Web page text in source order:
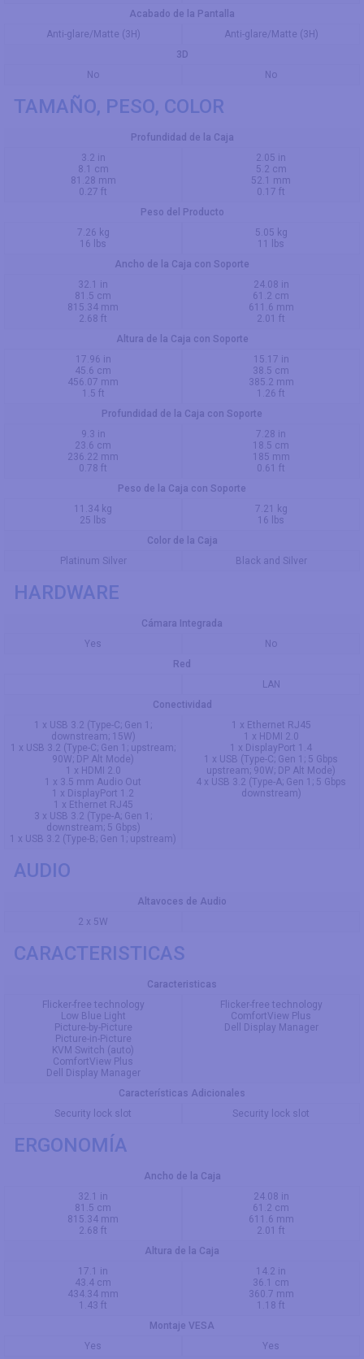
Acabado de la Pantalla
Anti-glare/Matte (3H)
Anti-glare/Matte (3H)
3D
No
No
TAMAÑO, PESO, COLOR
Profundidad de la Caja
3.2 in
8.1 cm
81.28 mm
0.27 ft
2.05 in
5.2 cm
52.1 mm
0.17 ft
Peso del Producto
7.26 kg
16 lbs
5.05 kg
11 lbs
Ancho de la Caja con Soporte
32.1 in
81.5 cm
815.34 mm
2.68 ft
24.08 in
61.2 cm
611.6 mm
2.01 ft
Altura de la Caja con Soporte
17.96 in
45.6 cm
456.07 mm
1.5 ft
15.17 in
38.5 cm
385.2 mm
1.26 ft
Profundidad de la Caja con Soporte
9.3 in
23.6 cm
236.22 mm
0.78 ft
7.28 in
18.5 cm
185 mm
0.61 ft
Peso de la Caja con Soporte
11.34 kg
25 lbs
7.21 kg
16 lbs
Color de la Caja
Platinum Silver
Black and Silver
HARDWARE
Cámara Integrada
Yes
No
Red
LAN
Conectividad
1 x USB 3.2 (Type-C; Gen 1;
downstream; 15W)
1 x USB 3.2 (Type-C; Gen 1; upstream;
90W; DP Alt Mode)
1 x HDMI 2.0
1 x 3.5 mm Audio Out
1 x DisplayPort 1.2
1 x Ethernet RJ45
3 x USB 3.2 (Type-A; Gen 1;
downstream; 5 Gbps)
1 x USB 3.2 (Type-B; Gen 1; upstream)
1 x Ethernet RJ45
1 x HDMI 2.0
1 x DisplayPort 1.4
1 x USB (Type-C; Gen 1; 5 Gbps
upstream; 90W; DP Alt Mode)
4 x USB 3.2 (Type-A; Gen 1; 5 Gbps
downstream)
AUDIO
Altavoces de Audio
2 x 5W
CARACTERISTICAS
Caracteristicas
Flicker-free technology
Low Blue Light
Picture-by-Picture
Picture-in-Picture
KVM Switch (auto)
ComfortView Plus
Dell Display Manager
Flicker-free technology
ComfortView Plus
Dell Display Manager
Características Adicionales
Security lock slot
Security lock slot
ERGONOMÍA
Ancho de la Caja
32.1 in
81.5 cm
815.34 mm
2.68 ft
24.08 in
61.2 cm
611.6 mm
2.01 ft
Altura de la Caja
17.1 in
43.4 cm
434.34 mm
1.43 ft
14.2 in
36.1 cm
360.7 mm
1.18 ft
Montaje VESA
Yes
Yes